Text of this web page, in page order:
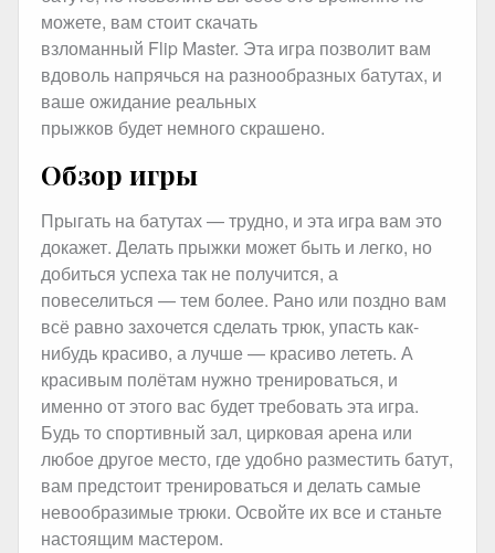
можете, вам стоит скачать
взломанный Flip Master. Эта игра позволит вам
вдоволь напрячься на разнообразных батутах, и
ваше ожидание реальных
прыжков будет немного скрашено.
Обзор игры
Прыгать на батутах — трудно, и эта игра вам это
докажет. Делать прыжки может быть и легко, но
добиться успеха так не получится, а
повеселиться — тем более. Рано или поздно вам
всё равно захочется сделать трюк, упасть как-
нибудь красиво, а лучше — красиво лететь. А
красивым полётам нужно тренироваться, и
именно от этого вас будет требовать эта игра.
Будь то спортивный зал, цирковая арена или
любое другое место, где удобно разместить батут,
вам предстоит тренироваться и делать самые
невообразимые трюки. Освойте их все и станьте
настоящим мастером.